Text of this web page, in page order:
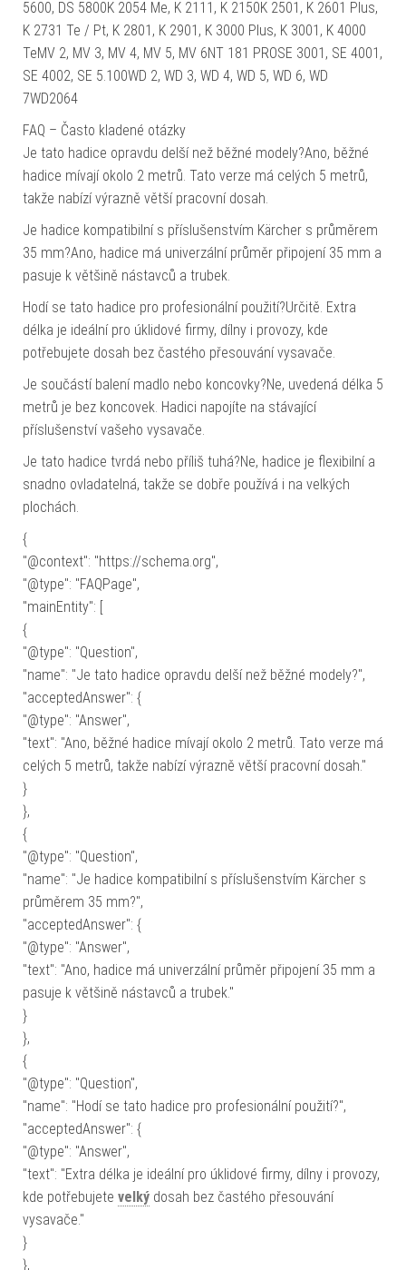
5600, DS 5800K 2054 Me, K 2111, K 2150K 2501, K 2601 Plus,
K 2731 Te / Pt, K 2801, K 2901, K 3000 Plus, K 3001, K 4000
TeMV 2, MV 3, MV 4, MV 5, MV 6NT 181 PROSE 3001, SE 4001,
SE 4002, SE 5.100WD 2, WD 3, WD 4, WD 5, WD 6, WD
7WD2064
FAQ – Často kladené otázky
Je tato hadice opravdu delší než běžné modely?Ano, běžné
hadice mívají okolo 2 metrů. Tato verze má celých 5 metrů,
takže nabízí výrazně větší pracovní dosah.
Je hadice kompatibilní s příslušenstvím Kärcher s průměrem
35 mm?Ano, hadice má univerzální průměr připojení 35 mm a
pasuje k většině nástavců a trubek.
Hodí se tato hadice pro profesionální použití?Určitě. Extra
délka je ideální pro úklidové firmy, dílny i provozy, kde
potřebujete dosah bez častého přesouvání vysavače.
Je součástí balení madlo nebo koncovky?Ne, uvedená délka 5
metrů je bez koncovek. Hadici napojíte na stávající
příslušenství vašeho vysavače.
Je tato hadice tvrdá nebo příliš tuhá?Ne, hadice je flexibilní a
snadno ovladatelná, takže se dobře používá i na velkých
plochách.
{
"@context": "https://schema.org",
"@type": "FAQPage",
"mainEntity": [
{
"@type": "Question",
"name": "Je tato hadice opravdu delší než běžné modely?",
"acceptedAnswer": {
"@type": "Answer",
"text": "Ano, běžné hadice mívají okolo 2 metrů. Tato verze má
celých 5 metrů, takže nabízí výrazně větší pracovní dosah."
}
},
{
"@type": "Question",
"name": "Je hadice kompatibilní s příslušenstvím Kärcher s
průměrem 35 mm?",
"acceptedAnswer": {
"@type": "Answer",
"text": "Ano, hadice má univerzální průměr připojení 35 mm a
pasuje k většině nástavců a trubek."
}
},
{
"@type": "Question",
"name": "Hodí se tato hadice pro profesionální použití?",
"acceptedAnswer": {
"@type": "Answer",
"text": "Extra délka je ideální pro úklidové firmy, dílny i provozy,
kde potřebujete velký dosah bez častého přesouvání
vysavače."
}
},